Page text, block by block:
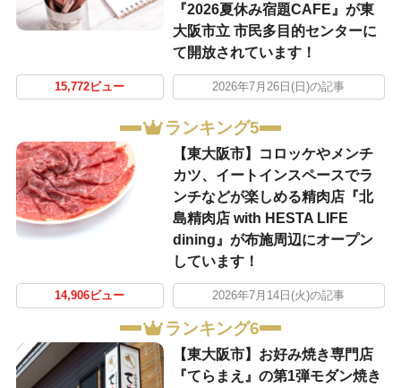
『2026夏休み宿題CAFE』が東
大阪市立 市民多目的センターに
て開放されています！
15,772ビュー 2026年7月26日(日)の記事
ランキング5
【東大阪市】コロッケやメンチ
カツ、イートインスペースでラ
ンチなどが楽しめる精肉店『北
島精肉店 with HESTA LIFE
dining』が布施周辺にオープン
しています！
14,906ビュー 2026年7月14日(火)の記事
ランキング6
【東大阪市】お好み焼き専門店
『てらまえ』の第1弾モダン焼き